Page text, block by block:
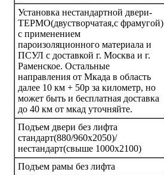
Установка нестандартной двери-
ТЕРМО(двустворчатая,с фрамугой)
с применением
пароизоляционного материала и
ПСУЛ с доставкой г. Москва и г.
Раменское. Остальные
направления от Мкада в область
далее 10 км + 50р за километр, но
может быть и бесплатная доставка
до 40 км от мкад уточняйте.
Подъем двери без лифта
стандарт(880/960х2050)/
нестандарт(свыше 1000х2100)
Подъем рамы без лифта